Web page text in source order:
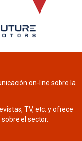
on-line sobre la
TV, etc. y ofrece
el sector.